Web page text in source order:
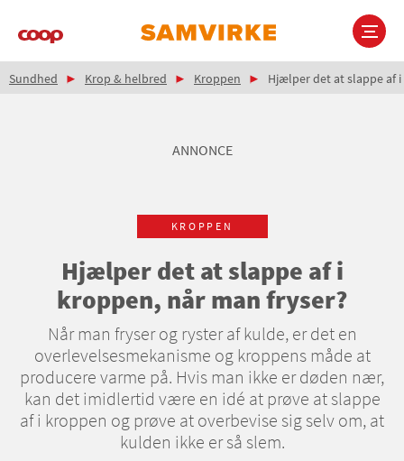
Main
Brødkrumme
Sundhed Krop & helbred Kroppen Hjælper det at slappe af
ANNONCE
KROPPEN
Hjælper det at slappe af i
kroppen, når man fryser?
Når man fryser og ryster af kulde, er det en
overlevelsesmekanisme og kroppens måde at
producere varme på. Hvis man ikke er døden nær,
kan det imidlertid være en idé at prøve at slappe
af i kroppen og prøve at overbevise sig selv om, at
kulden ikke er så slem.